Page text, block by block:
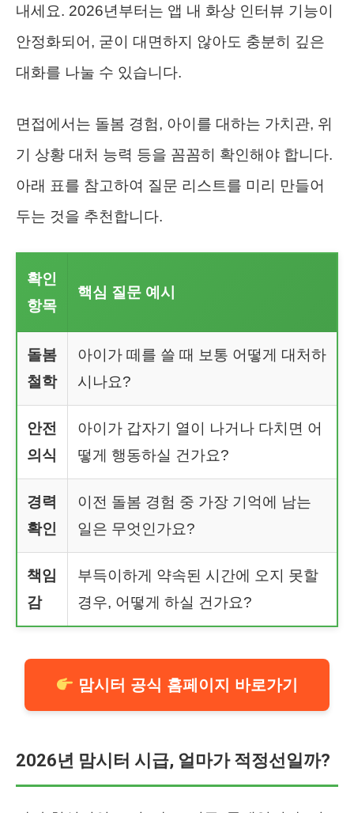
내세요. 2026년부터는 앱 내 화상 인터뷰 기능이
안정화되어, 굳이 대면하지 않아도 충분히 깊은
대화를 나눌 수 있습니다.
면접에서는 돌봄 경험, 아이를 대하는 가치관, 위
기 상황 대처 능력 등을 꼼꼼히 확인해야 합니다.
아래 표를 참고하여 질문 리스트를 미리 만들어
두는 것을 추천합니다.
확인
항목
핵심 질문 예시
돌봄
철학
아이가 떼를 쓸 때 보통 어떻게 대처하
시나요?
안전
의식
아이가 갑자기 열이 나거나 다치면 어
떻게 행동하실 건가요?
경력
확인
이전 돌봄 경험 중 가장 기억에 남는
일은 무엇인가요?
책임
감
부득이하게 약속된 시간에 오지 못할
경우, 어떻게 하실 건가요?
맘시터 공식 홈페이지 바로가기
2026년 맘시터 시급, 얼마가 적정선일까?